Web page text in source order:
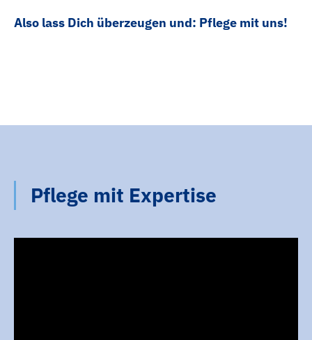
Also lass Dich überzeugen und: Pflege mit uns!
Pflege mit Expertise